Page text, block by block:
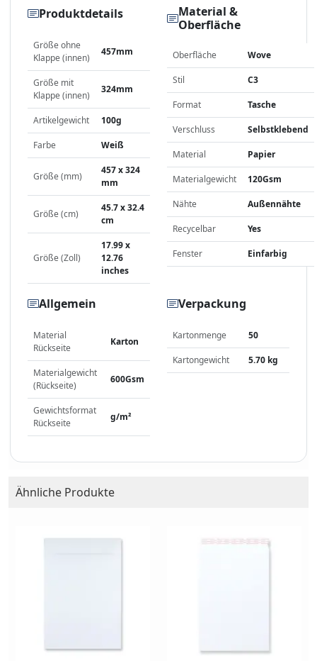
Produktdetails
Größe ohne
Klappe (innen)
457mm
Größe mit
Klappe (innen)
324mm
Artikelgewicht 100g
Farbe Weiß
Größe (mm)
457 x 324
mm
Größe (cm)
45.7 x 32.4
cm
Größe (Zoll)
17.99 x
12.76
inches
Material &
Oberfläche
Oberfläche Wove
Stil C3
Format Tasche
Verschluss Selbstklebend
Material Papier
Materialgewicht 120Gsm
Nähte Außennähte
Recycelbar Yes
Fenster Einfarbig
Allgemein
Material
Rückseite
Karton
Materialgewicht
(Rückseite)
600Gsm
Gewichtsformat
Rückseite
g/m²
Verpackung
Kartonmenge 50
Kartongewicht 5.70 kg
Ähnliche Produkte